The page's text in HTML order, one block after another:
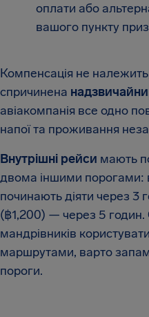
оплати або
вашого пункту
Компенсація не
спричинена
авіакомпанія все одно
напої та проживання
Внутрішні рейси мають
двома іншими порогами:
починають діяти через 3
(฿1,200) — через 5 годин.
мандрівників
маршрутами, варто
пороги.